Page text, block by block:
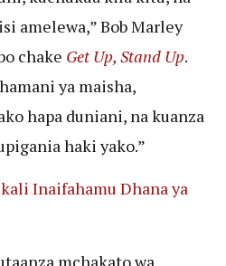
amelewa,” Bob Marley
chake Get Up, Stand Up.
ya maisha,
hapa duniani, na kuanza
haki yako.”
Inaifahamu Dhana ya
mchakato wa